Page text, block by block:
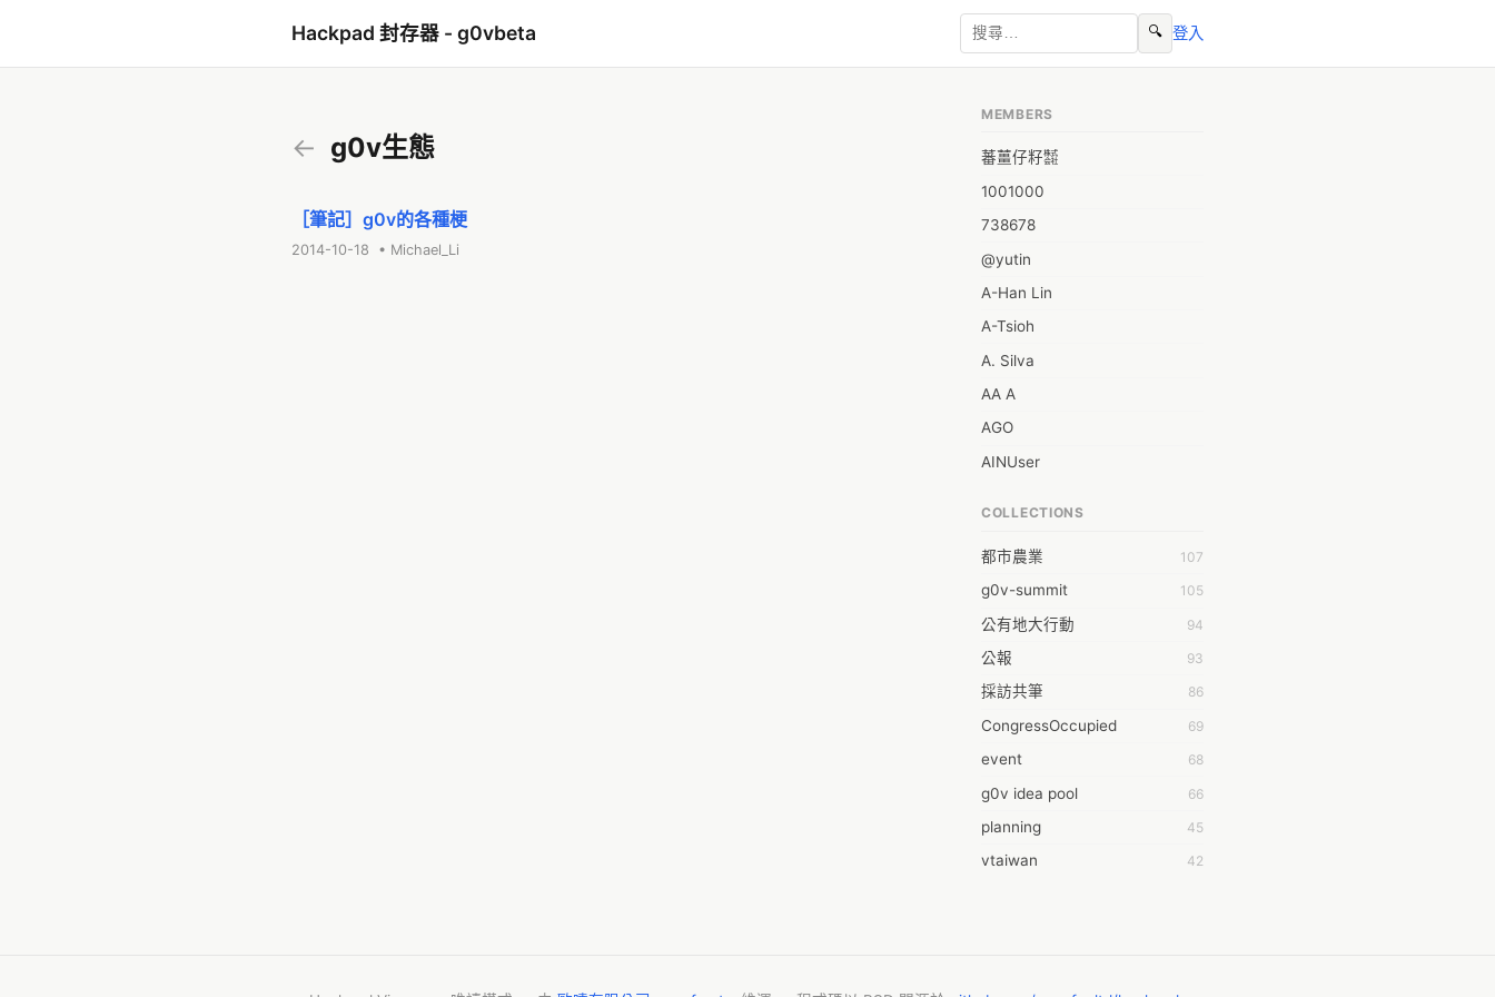
Hackpad 封存器 - g0vbeta 🔍 登入
← g0v生態
［筆記］g0v的各種梗
2014-10-18 • Michael_Li
MEMBERS
蕃薑仔籽㍿
1001000
738678
@yutin
A-Han Lin
A-Tsioh
A. Silva
AA A
AGO
AINUser
Aaron Chen
Abby Chen
Abby Wu
Achernar Tseng
Acsa Lu
Ada Huang
Aeon Lin
Afey Hsu
Aging Huang
Ahdaa Yeh
COLLECTIONS
都市農業 107
g0v-summit 105
公有地大行動 94
公報 93
採訪共筆 86
CongressOccupied 69
event 68
g0v idea pool 66
planning 45
vtaiwan 42